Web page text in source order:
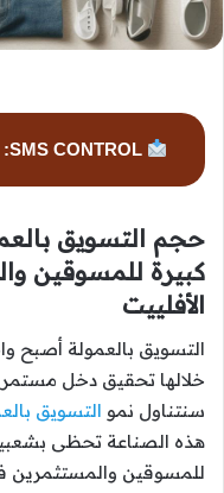
SMS CONTROL: حملات رسائل تحقق مبيعات أسرع
كبيرة للمسوقين
الأفلييت
التسويق بالعمولة أصبح
خلالها تحقيق دخل
سنتناول نمو التسويق
هذه الصناعة تحظى
للمسوقين والمستثمرين في